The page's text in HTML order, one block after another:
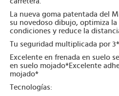
La nueva goma patentada del
su novedoso dibujo, optimiza la
condiciones y reduce la
Tu seguridad multiplicada por
Excelente en frenada en suelo
en suelo mojado*Excelente
mojado*
Tecnologías: